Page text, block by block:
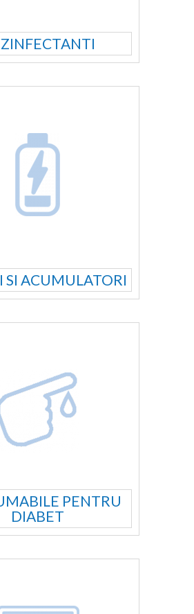
SI ACUMULATORI
PENTRU
DIABET